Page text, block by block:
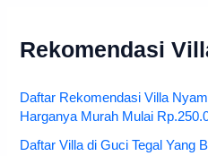
Rekomendasi
Daftar Rekomendasi Villa
Harganya Murah Mulai
Daftar Villa di Guci Tegal Yang